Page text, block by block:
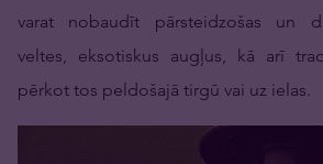
varat nobaudīt pārsteidzošas un
veltes, eksotiskus augļus, kā arī
pērkot tos peldošajā tirgū vai uz ielas.